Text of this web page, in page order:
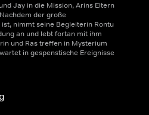
Jay in die Mission, Arins Eltern
der große
nimmt seine Begleiterin Rontu
an und lebt fortan mit ihm
und Ras treffen in Mysterium
in gespenstische Ereignisse